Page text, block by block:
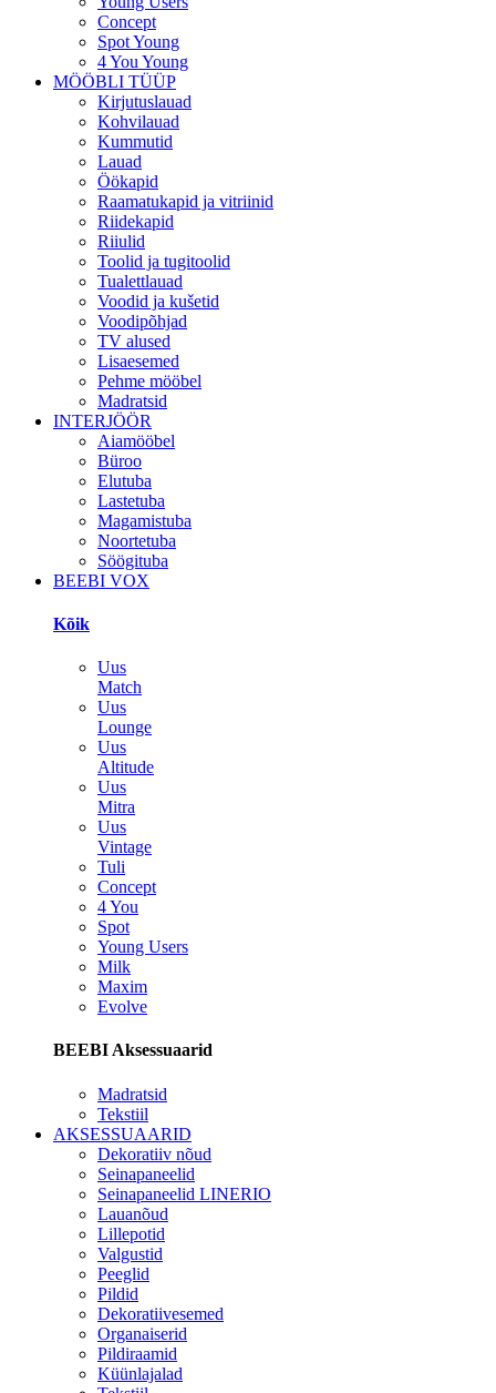
Concept
Spot Young
4 You Young
MÖÖBLI TÜÜP
Kirjutuslauad
Kohvilauad
Kummutid
Lauad
Öökapid
Raamatukapid ja vitriinid
Riidekapid
Riiulid
Toolid ja tugitoolid
Tualettlauad
Voodid ja kušetid
Voodipõhjad
TV alused
Lisaesemed
Pehme mööbel
Madratsid
INTERJÖÖR
Aiamööbel
Büroo
Elutuba
Lastetuba
Magamistuba
Noortetuba
Söögituba
BEEBI VOX
Kõik
Uus
Match
Uus
Lounge
Uus
Altitude
Uus
Mitra
Uus
Vintage
Tuli
Concept
4 You
Spot
Young Users
Milk
Maxim
Evolve
BEEBI Aksessuaarid
Madratsid
Tekstiil
AKSESSUAARID
Dekoratiiv nõud
Seinapaneelid
Seinapaneelid LINERIO
Lauanõud
Lillepotid
Valgustid
Peeglid
Pildid
Dekoratiivesemed
Organaiserid
Pildiraamid
Küünlajalad